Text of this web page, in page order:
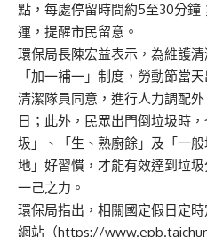
點，每處停留時間約5至30分
運，提醒市民留意。
環保局長陳宏益表示，為維護
「加一補一」制度，勞動節當
清潔隊員同意，進行人力調配
日；此外，民眾出門倒垃圾時
圾」、「生、熟廚餘」及「一
地」好習慣，才能有效達到垃
一己之力。
環保局指出，相關國定假日定
網站（https://